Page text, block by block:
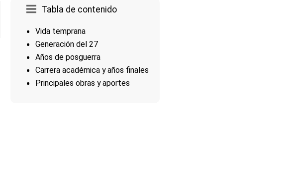
Tabla de contenido
Vida temprana
Generación del 27
Años de posguerra
Carrera académica y años finales
Principales obras y aportes